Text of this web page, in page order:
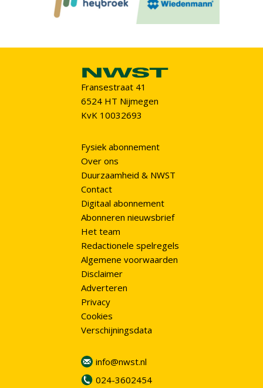
Fransestraat 41
6524 HT Nijmegen
KvK 10032693
Fysiek abonnement
Over ons
Duurzaamheid & NWST
Contact
Digitaal abonnement
Abonneren nieuwsbrief
Het team
Redactionele spelregels
Algemene voorwaarden
Disclaimer
Adverteren
Privacy
Cookies
Verschijningsdata
info@nwst.nl
024-3602454